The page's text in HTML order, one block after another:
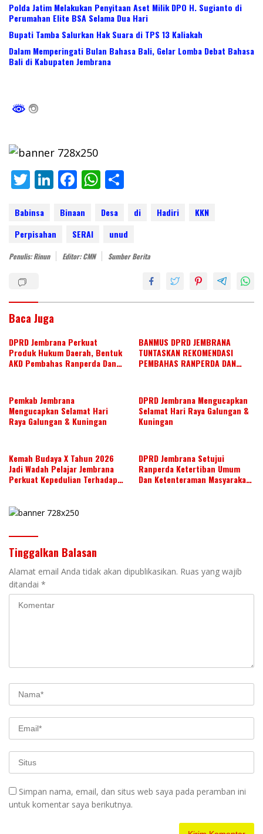
Polda Jatim Melakukan Penyitaan Aset Milik DPO H. Sugianto di
Perumahan Elite BSA Selama Dua Hari
Bupati Tamba Salurkan Hak Suara di TPS 13 Kaliakah
Dalam Memperingati Bulan Bahasa Bali, Gelar Lomba Debat Bahasa
Bali di Kabupaten Jembrana
T
itt
er
Li
k
e
dI
F
e
b
o
W
at
A
ar
e
Babinsa Binaan Desa di Hadiri
KKN
Perpisahan
SERAI unud
Penulis: Rinun Editor: CMN Sumber Berita
Baca Juga
DPRD Jembrana Perkuat
Produk Hukum Daerah, Bentuk
AKD Pembahas Ranperda Dan
BANMUS DPRD JEMBRANA
TUNTASKAN REKOMENDASI
PEMBAHAS RANPERDA DAN
Pemkab Jembrana
Mengucapkan Selamat Hari
Raya Galungan & Kuningan
DPRD Jembrana Mengucapkan
Selamat Hari Raya Galungan &
Kuningan
Kemah Budaya X Tahun 2026
Jadi Wadah Pelajar Jembrana
Perkuat Kepedulian Terhadap
DPRD Jembrana Setujui
Ranperda Ketertiban Umum
Dan Ketenteraman Masyarakat
Tinggalkan Balasan
Alamat email Anda tidak akan dipublikasikan. Ruas yang wajib
ditandai *
Simpan nama, email, dan situs web saya pada peramban ini
untuk komentar saya berikutnya.